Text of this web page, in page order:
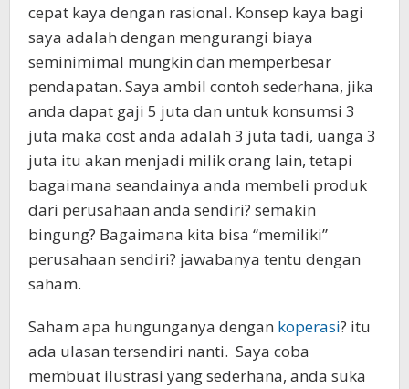
cepat kaya dengan rasional. Konsep kaya bagi
saya adalah dengan mengurangi biaya
seminimimal mungkin dan memperbesar
pendapatan. Saya ambil contoh sederhana, jika
anda dapat gaji 5 juta dan untuk konsumsi 3
juta maka cost anda adalah 3 juta tadi, uanga 3
juta itu akan menjadi milik orang lain, tetapi
bagaimana seandainya anda membeli produk
dari perusahaan anda sendiri? semakin
bingung? Bagaimana kita bisa “memiliki”
perusahaan sendiri? jawabanya tentu dengan
saham.
Saham apa hungunganya dengan koperasi? itu
ada ulasan tersendiri nanti. Saya coba
membuat ilustrasi yang sederhana, anda suka